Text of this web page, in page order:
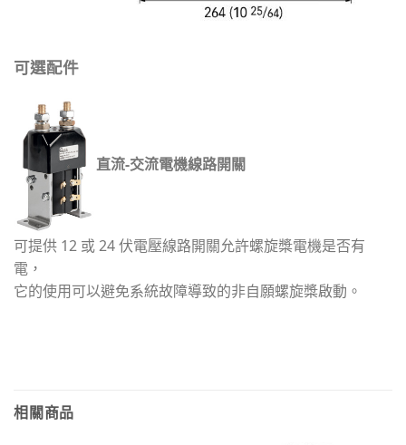
可選配件
直流-交流電機線路開關
可提供 12 或 24 伏電壓線路開關允許螺旋槳電機是否有
電，
它的使用可以避免系統故障導致的非自願螺旋槳啟動。
相關商品